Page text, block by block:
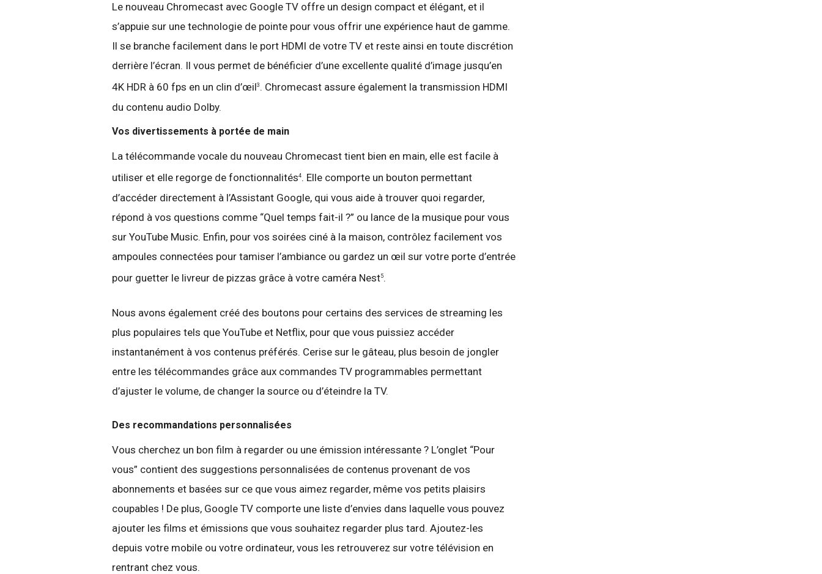
Le nouveau Chromecast avec Google TV offre un design compact et élégant, et il
s’appuie sur une technologie de pointe pour vous offrir une expérience haut de gamme.
Il se branche facilement dans le port HDMI de votre TV et reste ainsi en toute discrétion
derrière l’écran. Il vous permet de bénéficier d’une excellente qualité d’image jusqu’en
4K HDR à 60 fps en un clin d’œil3 . Chromecast assure également la transmission HDMI
du contenu audio Dolby.
Vos divertissements à portée de main
La télécommande vocale du nouveau Chromecast tient bien en main, elle est facile à
utiliser et elle regorge de fonctionnalités4. Elle comporte un bouton permettant
d’accéder directement à l’Assistant Google, qui vous aide à trouver quoi regarder,
répond à vos questions comme “Quel temps fait-il ?” ou lance de la musique pour vous
sur YouTube Music. Enfin, pour vos soirées ciné à la maison, contrôlez facilement vos
ampoules connectées pour tamiser l’ambiance ou gardez un œil sur votre porte d’entrée
pour guetter le livreur de pizzas grâce à votre caméra Nest5.
Nous avons également créé des boutons pour certains des services de streaming les
plus populaires tels que YouTube et Netflix, pour que vous puissiez accéder
instantanément à vos contenus préférés. Cerise sur le gâteau, plus besoin de jongler
entre les télécommandes grâce aux commandes TV programmables permettant
d’ajuster le volume, de changer la source ou d’éteindre la TV.
Des recommandations personnalisées
Vous cherchez un bon film à regarder ou une émission intéressante ? L’onglet “Pour
vous” contient des suggestions personnalisées de contenus provenant de vos
abonnements et basées sur ce que vous aimez regarder, même vos petits plaisirs
coupables ! De plus, Google TV comporte une liste d’envies dans laquelle vous pouvez
ajouter les films et émissions que vous souhaitez regarder plus tard. Ajoutez-les
depuis votre mobile ou votre ordinateur, vous les retrouverez sur votre télévision en
rentrant chez vous.